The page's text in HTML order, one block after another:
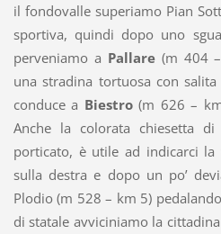
il fondovalle superiamo Pian
sportiva, quindi dopo uno
perveniamo a Pallare (m 404
una stradina tortuosa con
conduce a Biestro(m 626 –
Anche la colorata chiesetta
porticato, è utile ad indicarci la
sulla destra e dopo un po’
Plodio (m 528 – km 5)
di statale avviciniamo la